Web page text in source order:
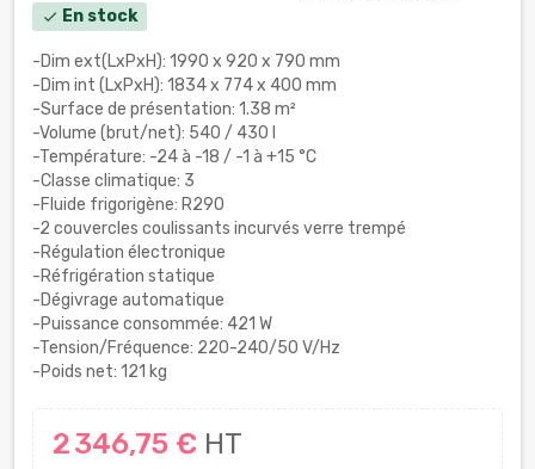
check En stock
-Dim ext(LxPxH): 1990 x 920 x 790 mm
-Dim int (LxPxH): 1834 x 774 x 400 mm
-Surface de présentation: 1.38 m²
-Volume (brut/net): 540 / 430 l
-Température: -24 à -18 / -1 à +15 °C
-Classe climatique: 3
-Fluide frigorigène: R290
-2 couvercles coulissants incurvés verre trempé
-Régulation électronique
-Réfrigération statique
-Dégivrage automatique
-Puissance consommée: 421 W
-Tension/Fréquence: 220-240/50 V/Hz
-Poids net: 121 kg
2 346,75 € HT